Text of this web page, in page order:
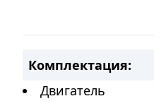
Комплектация:
Двигатель